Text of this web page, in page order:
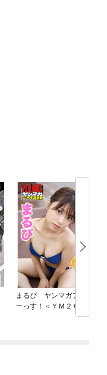
まるぴ ヤンマガアザ
ーっす！＜ＹＭ２０２
２年４０号未公開カッ